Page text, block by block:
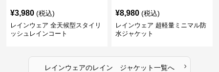
¥3,980 (税込)
レインウェア 全天候型スタイリ
ッシュレインコート
¥8,980 (税込)
レインウェア 超軽量ミニマル防
水ジャケット
レインウェアのレイン ジャケット一覧へ ›